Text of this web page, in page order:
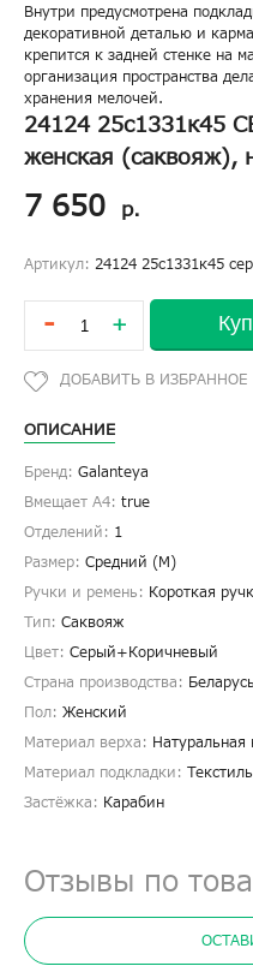
Внутри предусмотрена
декоративной деталью и
крепится к задней стенке на
организация пространства
хранения мелочей.
24124 25с1331к45
женская (саквояж),
7 650 р.
Артикул: 24124 25с1331к45
- +
ОПИСАНИЕ
Бренд: Galanteya
Вмещает А4: true
Отделений: 1
Размер: Средний (M)
Ручки и ремень: Короткая
Тип: Саквояж
Цвет: Серый+Коричневый
Страна производства: Беларусь
Пол: Женский
Материал верха: Натуральная
Материал подкладки: Текстиль
Застёжка: Карабин
Отзывы по